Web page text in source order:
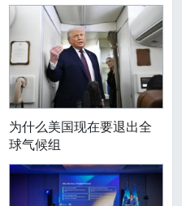
为什么美国现在要退出全
球气候组